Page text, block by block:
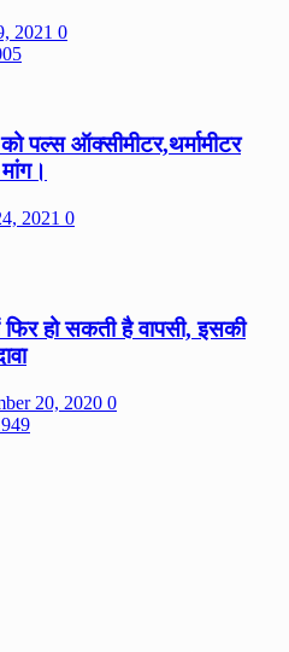
2021 0
पल्स ऑक्सीमीटर,थर्मामीटर
2021 0
हो सकती है वापसी, इसकी
20, 2020 0